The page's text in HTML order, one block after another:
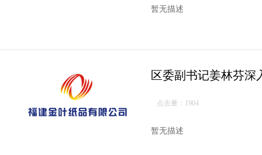
暂无描述
区委副书记姜林芬深
点击量：1904
暂无描述